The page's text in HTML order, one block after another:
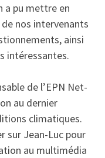
a pu mettre en
nos intervenants
ainsi
intéressantes.
de l’EPN Net-
au dernier
climatiques.
sur Jean-Luc pour
au multimédia